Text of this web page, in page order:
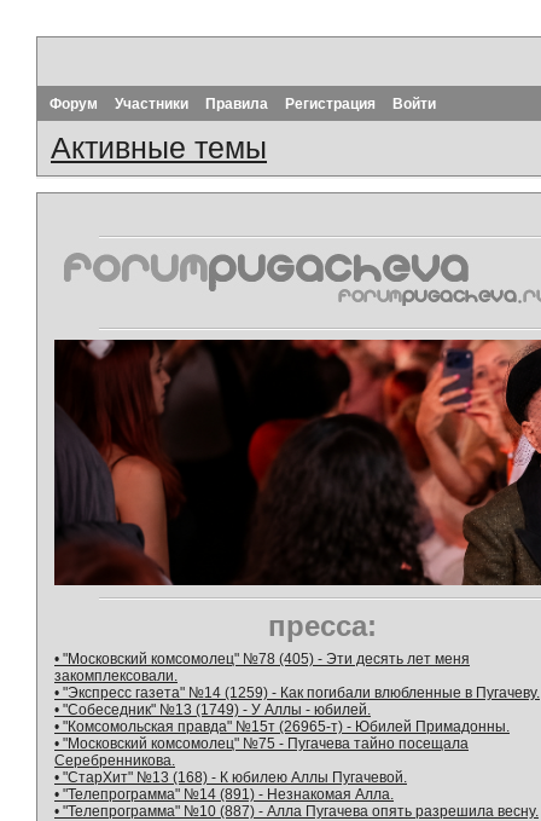
Форум Участники Правила Регистрация Войти
Активные темы
пресса:
• "Московский комсомолец" №78 (405) - Эти десять лет меня
закомплексовали.
• "Экспресс газета" №14 (1259) - Как погибали влюбленные в Пугачеву.
• "Собеседник" №13 (1749) - У Аллы - юбилей.
• "Комсомольская правда" №15т (26965-т) - Юбилей Примадонны.
• "Московский комсомолец" №75 - Пугачева тайно посещала
Серебренникова.
• "СтарХит" №13 (168) - К юбилею Аллы Пугачевой.
• "Телепрограмма" №14 (891) - Незнакомая Алла.
• "Телепрограмма" №10 (887) - Алла Пугачева опять разрешила весну.